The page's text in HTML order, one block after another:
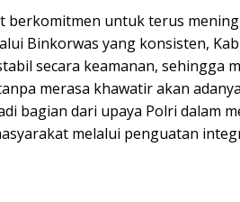
berkomitmen untuk terus
Binkorwas yang konsisten,
secara keamanan, sehingga
merasa khawatir akan
bagian dari upaya Polri dalam
melalui penguatan